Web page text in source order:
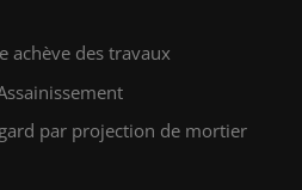
achève des travaux
par projection de mortier